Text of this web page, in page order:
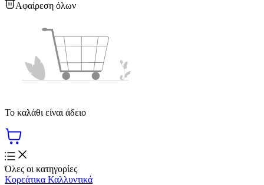
Αφαίρεση όλων
Το καλάθι είναι άδειο
Όλες οι κατηγορίες
Κορεάτικα Καλλυντικά